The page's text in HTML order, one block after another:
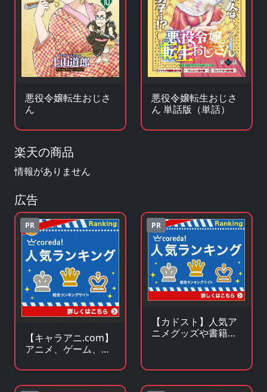
悪役令嬢転生おじさ
ん
悪役令嬢転生おじさ
ん 単話版（単話）
楽天の商品
情報がありません
広告
PR
【キャラアニ.com】
アニメ、ゲーム、ア
ズの総合オンライン
ストア
PR
【カドスト】人気ア
ニメグッズや書籍の